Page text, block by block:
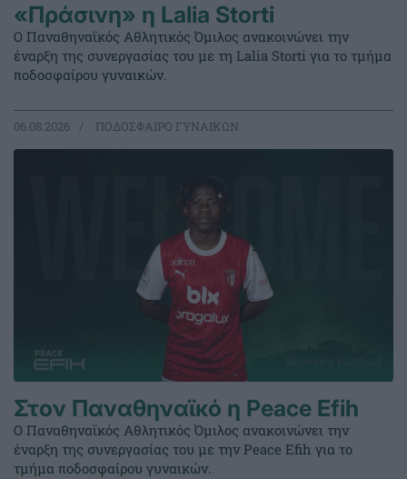
«Πράσινη» η Lalia Storti
Ο Παναθηναϊκός Αθλητικός Όμιλος ανακοινώνει την
έναρξη της συνεργασίας του με τη Lalia Storti για το τμήμα
ποδοσφαίρου γυναικών.
06.08.2026 ΠΟΔΟΣΦΑΙΡΟ ΓΥΝΑΙΚΩΝ
Στον Παναθηναϊκό η Peace Efih
Ο Παναθηναϊκός Αθλητικός Όμιλος ανακοινώνει την
έναρξη της συνεργασίας του με την Peace Efih για το
τμήμα ποδοσφαίρου γυναικών.